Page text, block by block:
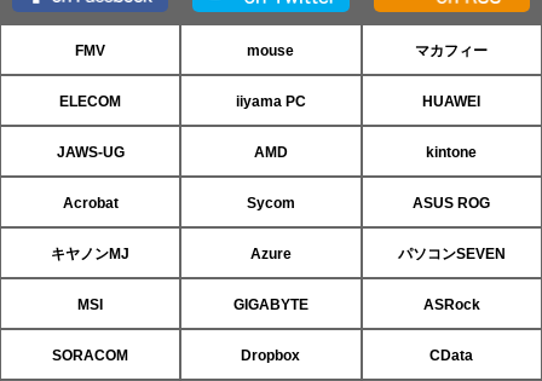
FMV mouse マカフィー
ELECOM iiyama PC HUAWEI
JAWS-UG AMD kintone
Acrobat Sycom ASUS ROG
キヤノンMJ Azure パソコンSEVEN
MSI GIGABYTE ASRock
SORACOM Dropbox CData